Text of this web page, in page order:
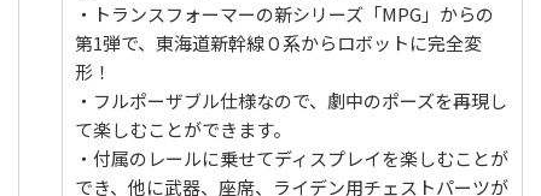
・トランスフォーマーの新シリーズ「MPG」からの
第1弾で、東海道新幹線０系からロボットに完全変
形！
・フルポーザブル仕様なので、劇中のポーズを再現し
て楽しむことができます。
・付属のレールに乗せてディスプレイを楽しむことが
でき、他に武器、座席、ライデン用チェストパーツが